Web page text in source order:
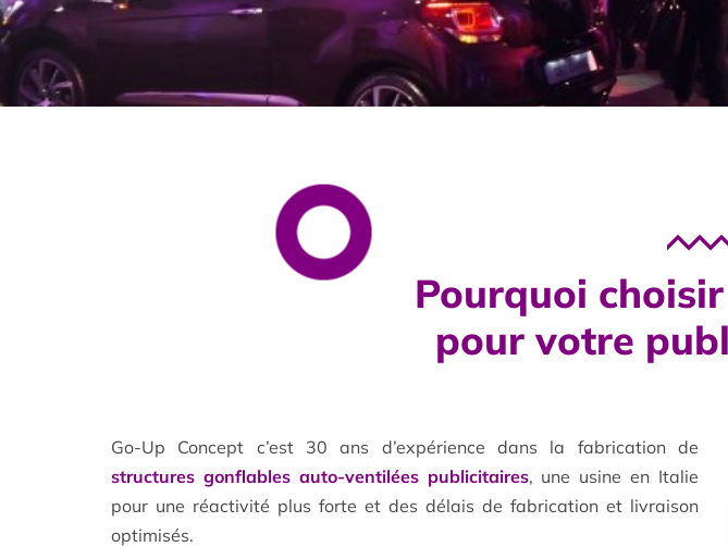
Pourquoi
pour votre
Go-Up Concept c’est 30 ans d’expérience dans la fabrication de
structures gonflables auto-ventilées publicitaires, une usine en Italie
pour une réactivité plus forte et des délais de fabrication et livraison
optimisés.